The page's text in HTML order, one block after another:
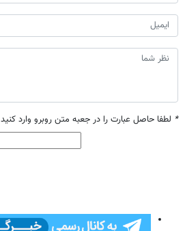
* لطفا حاصل عبارت را در جعبه متن روبرو وارد کنید